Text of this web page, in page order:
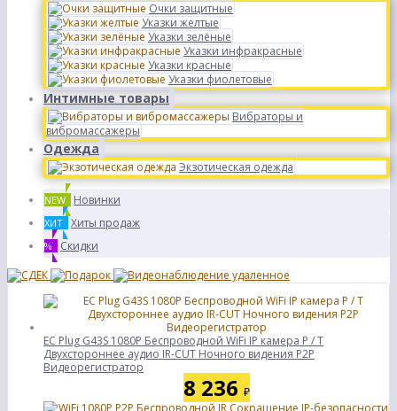
Очки защитные
Указки желтые
Указки зелёные
Указки инфракрасные
Указки красные
Указки фиолетовые
Интимные товары
Вибраторы и
вибромассажеры
Одежда
Экзотическая одежда
NEW Новинки
ХИТ Хиты продаж
% Скидки
ЕС Plug G43S 1080P Беспроводной WiFi IP камера P / T
Двухстороннее аудио IR-CUT Ночного видения P2P
Видеорегистратор
8 236 ₽